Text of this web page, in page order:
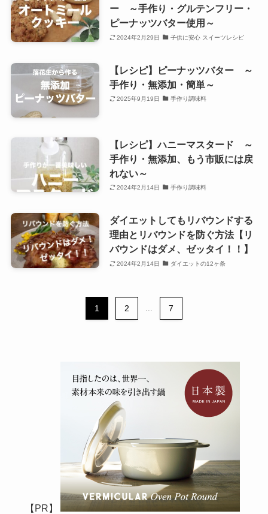
ー ～手作り・グルテンフリー・
ピーナッツバター使用～
2024年2月29日 子供に安心 スイーツレシピ
【レシピ】ピーナッツバター ～
手作り・無添加・簡単～
2025年9月19日 手作り調味料
【レシピ】ハニーマスタード ～
手作り・無添加、もう市販には戻
れない～
2024年2月14日 手作り調味料
ダイエットしてもリバウンドする
理由とリバウンドを防ぐ方法【リ
バウンドはダメ、ゼッタイ！！】
2024年2月14日 ダイエットの12ヶ条
1 2 7
【PR】